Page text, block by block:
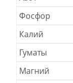
Фосфор
Калий
Гуматы
Магний